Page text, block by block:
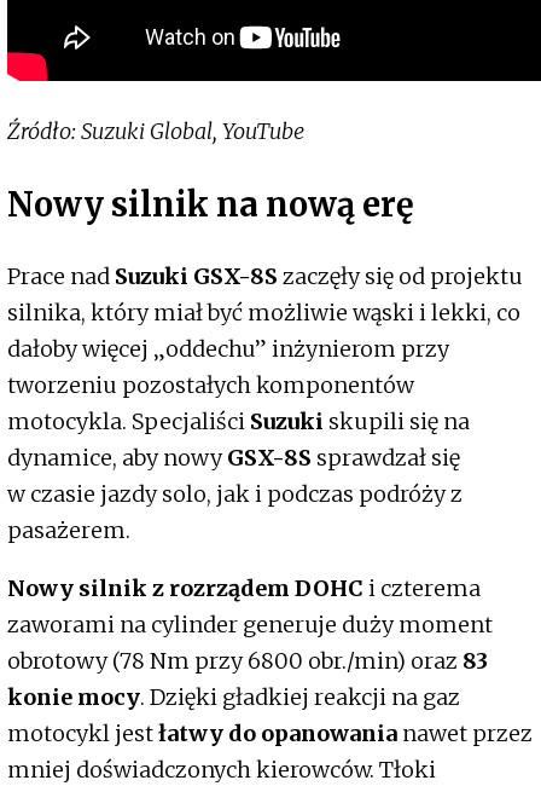
Źródło: Suzuki Global, YouTube
Nowy silnik na nową erę
Prace nad Suzuki GSX-8S zaczęły się od projektu
silnika, który miał być możliwie wąski i lekki, co
dałoby więcej „oddechu” inżynierom przy
tworzeniu pozostałych komponentów
motocykla. Specjaliści Suzuki skupili się na
dynamice, aby nowyGSX-8S sprawdzał się
w czasie jazdy solo, jak i podczas podróży z
pasażerem.
Nowy silnik z rozrządem DOHC i czterema
zaworami na cylinder generuje duży moment
obrotowy (78 Nm przy 6800 obr./min) oraz 83
konie mocy. Dzięki gładkiej reakcji na gaz
motocykl jestłatwy do opanowania nawet przez
mniej doświadczonych kierowców. Tłoki